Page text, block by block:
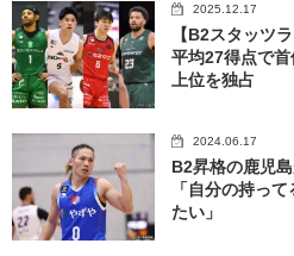
2025.12.17
【B2スタッツ
平均27得点で
上位を独占
2024.06.17
B2昇格の鹿児
「自分の持っ
たい」